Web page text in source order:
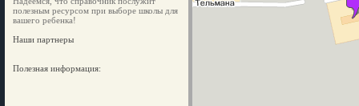
полезным ресурсом при выборе школы для
вашего ребенка!
Наши партнеры
Полезная информация: